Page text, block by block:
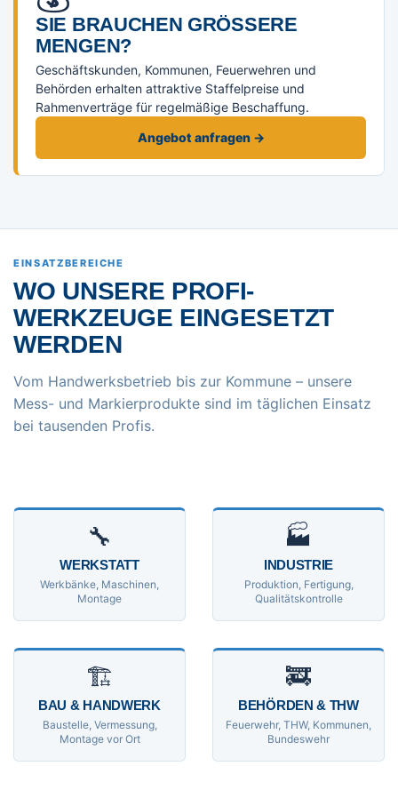
SIE BRAUCHEN GRÖSSERE M
ENGEN?
Geschäftskunden, Kommunen, Feuerwehren und
Behörden erhalten attraktive Staffelpreise und
Rahmenverträge für regelmäßige Beschaffung.
Angebot anfragen →
EINSATZBEREICHE
WO UNSERE PROFI-
WERKZEUGE EINGESETZT
WERDEN
Vom Handwerksbetrieb bis zur Kommune – unsere
Mess- und Markierprodukte sind im täglichen Einsatz
bei tausenden Profis.
🔧
WERKSTATT
Werkbänke, Maschinen,
Montage
🏭
INDUSTRIE
Produktion, Fertigung,
Qualitätskontrolle
🏗
BAU & HANDWERK
Baustelle, Vermessung,
Montage vor Ort
🚒
BEHÖRDEN & THW
Feuerwehr, THW, Kommunen,
Bundeswehr